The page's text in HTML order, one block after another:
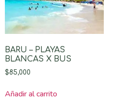
BARU – PLAYAS
BLANCAS X BUS
$85,000
Añadir al carrito